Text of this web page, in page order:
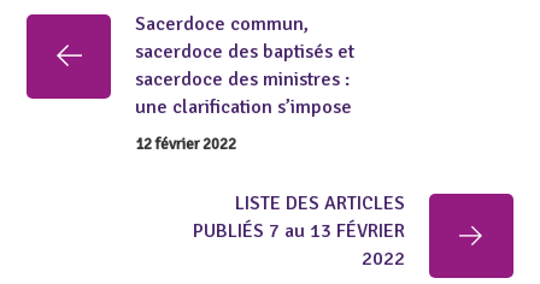
Sacerdoce commun,
sacerdoce des baptisés et
sacerdoce des ministres :
une clarification s’impose
12 février 2022
LISTE DES ARTICLES
PUBLIÉS 7 au 13 FÉVRIER
2022